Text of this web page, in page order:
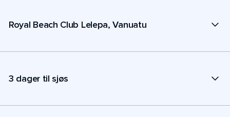
Royal Beach Club Lelepa, Vanuatu
3 dager til sjøs